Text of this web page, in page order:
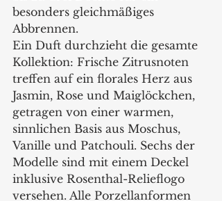
besonders gleichmäßiges
Abbrennen.
Ein Duft durchzieht die gesamte
Kollektion: Frische Zitrusnoten
treffen auf ein florales Herz aus
Jasmin, Rose und Maiglöckchen,
getragen von einer warmen,
sinnlichen Basis aus Moschus,
Vanille und Patchouli. Sechs der
Modelle sind mit einem Deckel
inklusive Rosenthal-Relieflogo
versehen. Alle Porzellanformen